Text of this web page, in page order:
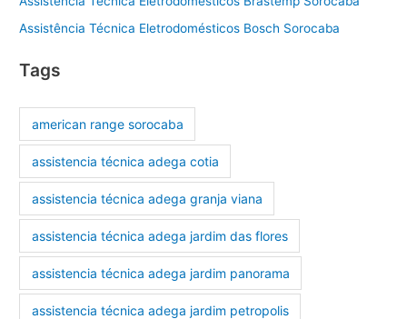
Assistência Técnica Eletrodomésticos Bosch Sorocaba
Tags
american range sorocaba
assistencia técnica adega cotia
assistencia técnica adega granja viana
assistencia técnica adega jardim das flores
assistencia técnica adega jardim panorama
assistencia técnica adega jardim petropolis